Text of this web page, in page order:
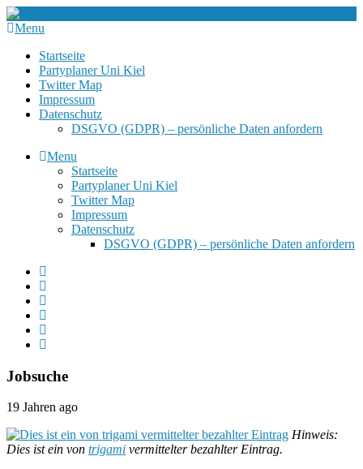
Menu
Startseite
Partyplaner Uni Kiel
Twitter Map
Impressum
Datenschutz
DSGVO (GDPR) – persönliche Daten anfordern
Menu
Startseite
Partyplaner Uni Kiel
Twitter Map
Impressum
Datenschutz
DSGVO (GDPR) – persönliche Daten anfordern
Jobsuche
19 Jahren ago
Hinweis:
Dies ist ein von trigami vermittelter bezahlter Eintrag.